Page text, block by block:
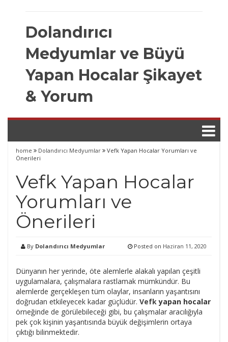
Dolandırıcı
Medyumlar ve Büyü
Yapan Hocalar Şikayet
& Yorum
home Dolandırıcı Medyumlar
Vefk Yapan Hocalar Yorumları ve
Önerileri
Vefk Yapan Hocalar
Yorumları ve
Önerileri
By Dolandırıcı Medyumlar Posted on Haziran 11, 2020
Dünyanın her yerinde, öte alemlerle alakalı yapılan çeşitli
uygulamalara, çalışmalara rastlamak mümkündür. Bu
alemlerde gerçekleşen tüm olaylar, insanların yaşantısını
doğrudan etkileyecek kadar güçlüdür. Vefkyapan hocalar
örneğinde de görülebileceği gibi, bu çalışmalar aracılığıyla
pek çok kişinin yaşantısında büyük değişimlerin ortaya
çıktığı bilinmektedir.